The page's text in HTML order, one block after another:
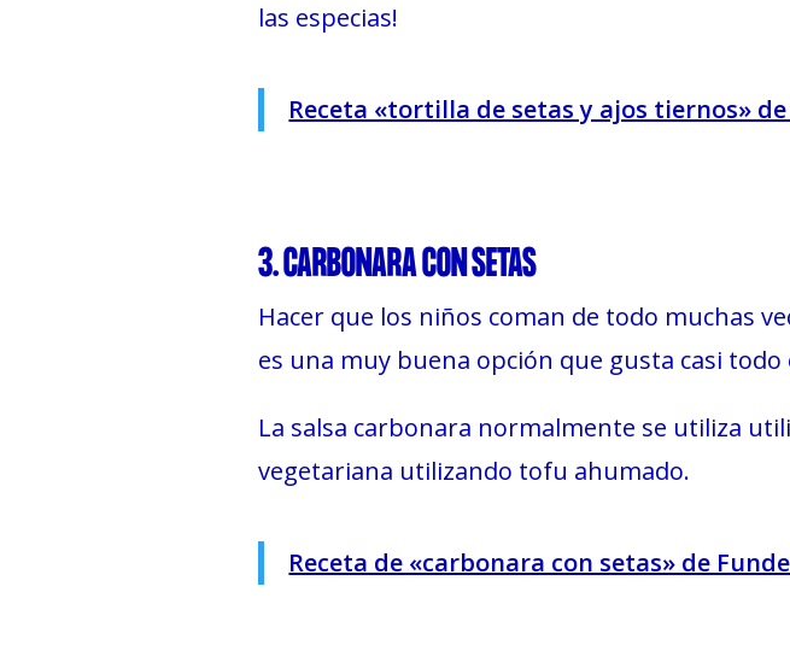
las especias!
Receta «tortilla de setas y ajos tiernos»
3. CARBONARA CON SETAS
Hacer que los niños coman de todo muchas
es una muy buena opción que gusta casi todo
La salsa carbonara normalmente se utiliza
vegetariana utilizando tofu ahumado.
Receta de «carbonara con setas» de